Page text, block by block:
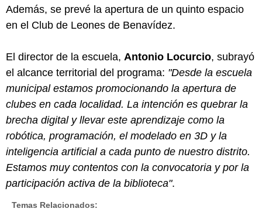
Además, se prevé la apertura de un quinto espacio
en el Club de Leones de Benavídez.
El director de la escuela, Antonio Locurcio, subrayó
el alcance territorial del programa: "Desde la escuela
municipal estamos promocionando la apertura de
clubes en cada localidad. La intención es quebrar la
brecha digital y llevar este aprendizaje como la
robótica, programación, el modelado en 3D y la
inteligencia artificial a cada punto de nuestro distrito.
Estamos muy contentos con la convocatoria y por la
participación activa de la biblioteca".
Temas Relacionados: